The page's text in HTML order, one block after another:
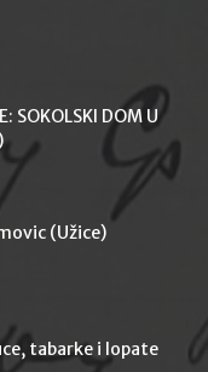
SOKOLSKI DOM U
(Užice)
tabarke i lopate